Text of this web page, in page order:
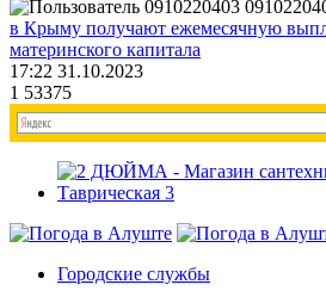
в Крыму получают ежемесячную
материнского капитала
17:22 31.10.2023
1 53375
Городские службы